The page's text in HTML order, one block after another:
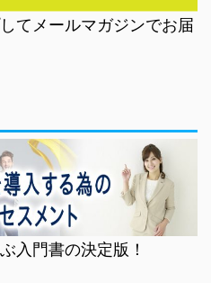
てメールマガジンでお届
入門書の決定版！